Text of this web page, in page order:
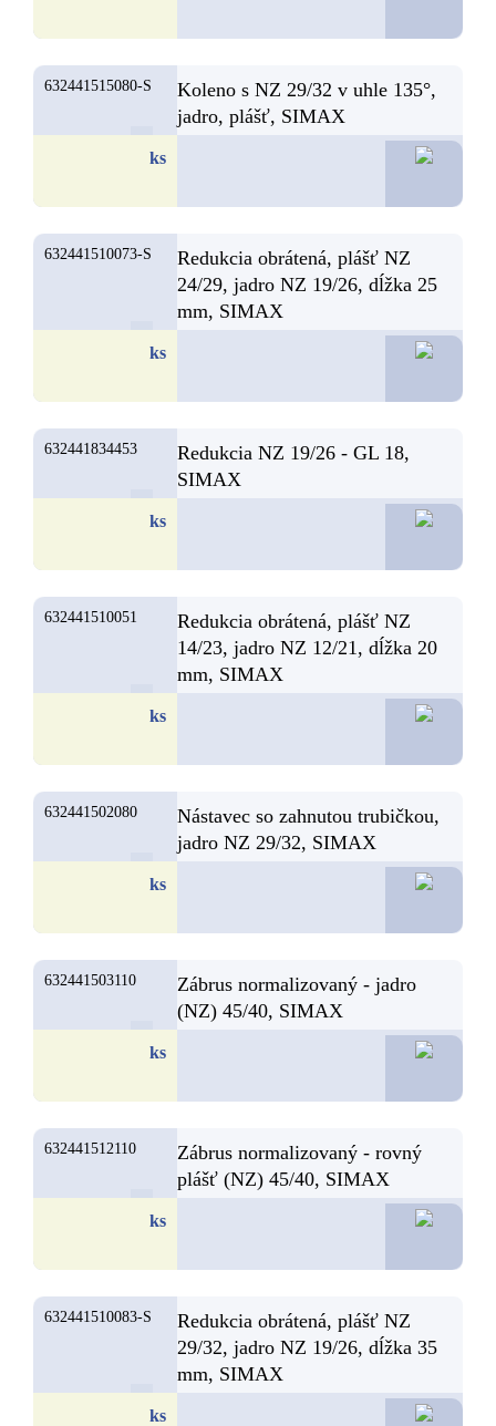
632441515080-S
Koleno s NZ 29/32 v uhle 135°,
jadro, plášť, SIMAX
ks
632441510073-S
Redukcia obrátená, plášť NZ
24/29, jadro NZ 19/26, dĺžka 25
mm, SIMAX
ks
632441834453
Redukcia NZ 19/26 - GL 18,
SIMAX
ks
632441510051
Redukcia obrátená, plášť NZ
14/23, jadro NZ 12/21, dĺžka 20
mm, SIMAX
ks
632441502080
Nástavec so zahnutou trubičkou,
jadro NZ 29/32, SIMAX
ks
632441503110
Zábrus normalizovaný - jadro
(NZ) 45/40, SIMAX
ks
632441512110
Zábrus normalizovaný - rovný
plášť (NZ) 45/40, SIMAX
ks
632441510083-S
Redukcia obrátená, plášť NZ
29/32, jadro NZ 19/26, dĺžka 35
mm, SIMAX
ks